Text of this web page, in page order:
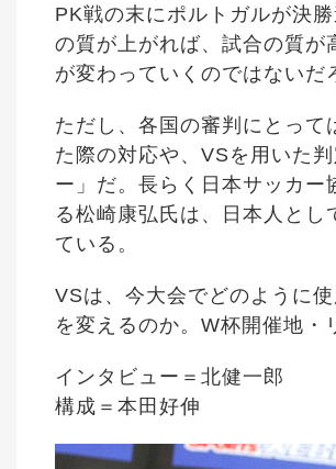
PK戦の末にポルトガルが決
の質が上がれば、試合の質
が変わっていくのではないだ
ただし、各国の審判にとっ
た際の対応や、VSを用いた
ー」だ。長らく日本サッカー
る松崎康弘氏は、日本人と
ている。
VSは、今大会でどのように
を変えるのか。W杯開催地・
インタビュー＝北健一郎
構成＝本田好伸